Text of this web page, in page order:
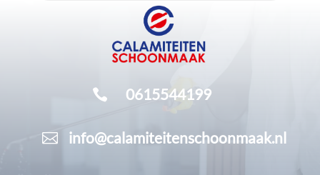
 0615544199
 info@calamiteitenschoonmaak.nl